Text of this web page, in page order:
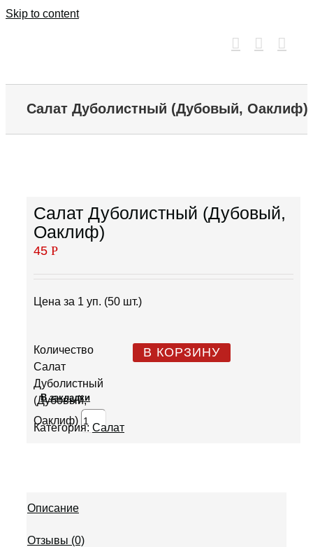
Skip to content
Салат Дуболистный (Дубовый, Оаклиф)
Салат Дуболистный (Дубовый,
Оаклиф)
45 Р
Цена за 1 уп. (50 шт.)
Количество
Салат
Дуболистный
(Дубовый,
Оаклиф)
В КОРЗИНУ
В закладки
Категория: Салат
Описание
Отзывы (0)